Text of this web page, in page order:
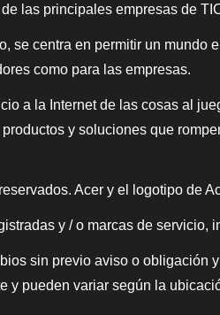
las principales empresas de
se centra en permitir un
como para las empresas.
a la Internet de las cosas al
y soluciones que
Acer y el logotipo de
y / o marcas de
sin previo aviso o
y pueden variar según la